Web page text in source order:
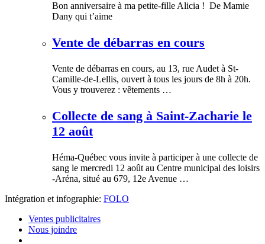
Bon anniversaire à ma petite-fille Alicia ! De Mamie
Dany qui t’aime
Vente de débarras en cours
Vente de débarras en cours, au 13, rue Audet à St-
Camille-de-Lellis, ouvert à tous les jours de 8h à 20h.
Vous y trouverez : vêtements …
Collecte de sang à Saint-Zacharie le
12 août
Héma-Québec vous invite à participer à une collecte de
sang le mercredi 12 août au Centre municipal des loisirs
-Aréna, situé au 679, 12e Avenue …
Intégration et infographie: FOLO
Ventes publicitaires
Nous joindre